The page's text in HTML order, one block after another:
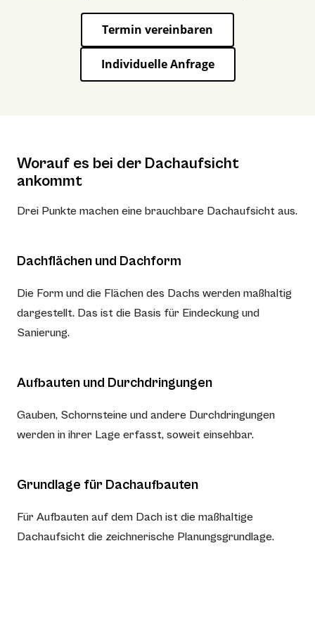
Termin vereinbaren
Individuelle Anfrage
Worauf es bei der Dachaufsicht
ankommt
Drei Punkte machen eine brauchbare Dachaufsicht aus.
Dachflächen und Dachform
Die Form und die Flächen des Dachs werden maßhaltig
dargestellt. Das ist die Basis für Eindeckung und
Sanierung.
Aufbauten und Durchdringungen
Gauben, Schornsteine und andere Durchdringungen
werden in ihrer Lage erfasst, soweit einsehbar.
Grundlage für Dachaufbauten
Für Aufbauten auf dem Dach ist die maßhaltige
Dachaufsicht die zeichnerische Planungsgrundlage.